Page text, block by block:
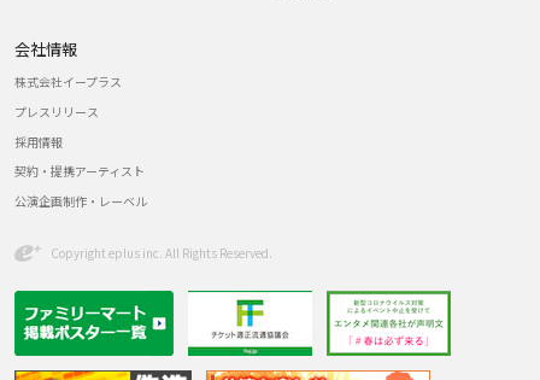
会社情報
株式会社イープラス
プレスリリース
採用情報
契約・提携アーティスト
公演企画制作・レーベル
Copyright eplus inc. All Rights Reserved.